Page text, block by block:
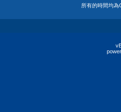
所有的時間均為